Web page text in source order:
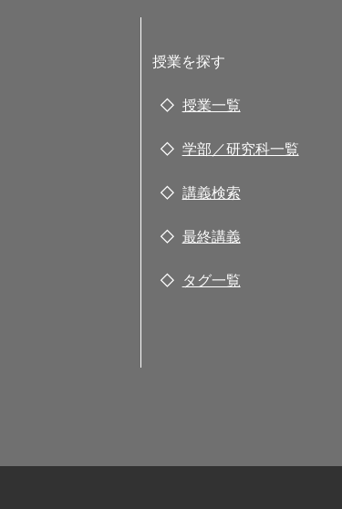
授業を探す
授業一覧
学部／研究科一覧
講義検索
最終講義
タグ一覧